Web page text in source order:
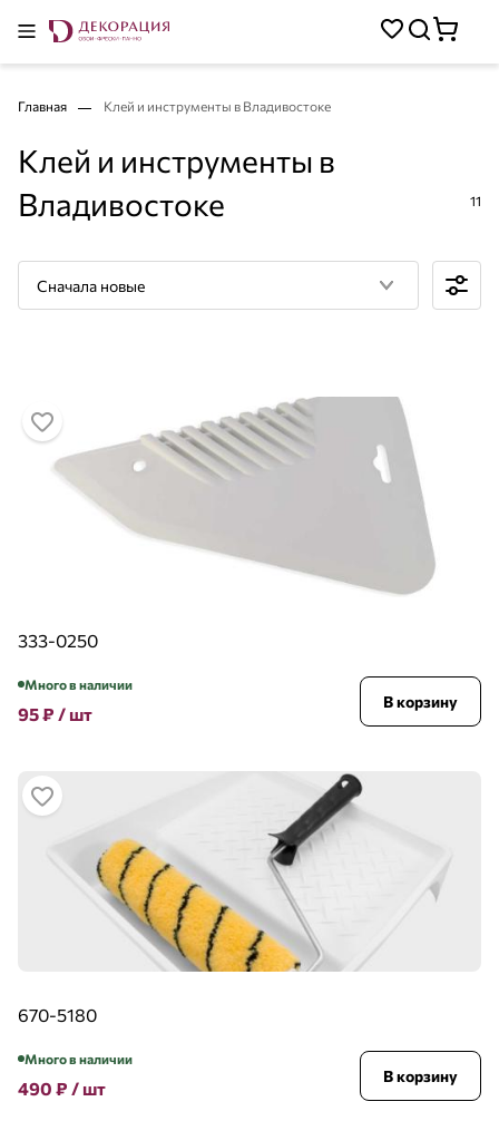
Главная Клей и инструменты в Владивостоке
Клей и инструменты в
Владивостоке
11
Сначала новые
333-0250
Много в наличии
95₽ / шт
В корзину
670-5180
Много в наличии
490 ₽ / шт
В корзину